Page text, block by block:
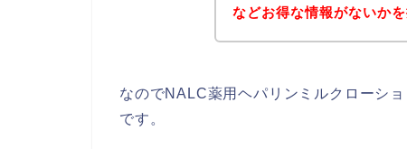
などお得な情報がないか
なのでNALC薬用ヘパリンミルクローシ
です。